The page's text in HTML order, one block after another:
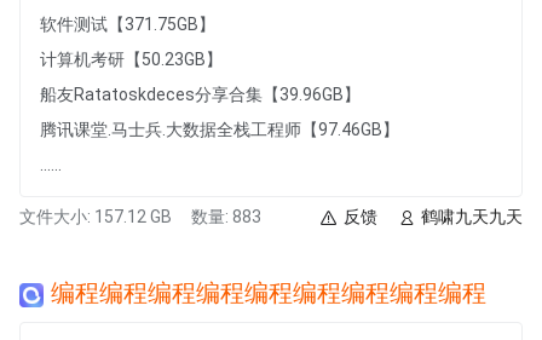
软件测试【371.75GB】
计算机考研【50.23GB】
船友Ratatoskdeces分享合集【39.96GB】
腾讯课堂.马士兵.大数据全栈工程师【97.46GB】
文件大小: 157.12 GB 数量: 883 鹤啸九天九天
反馈
编程编程编程编程编程编程编程编程编程